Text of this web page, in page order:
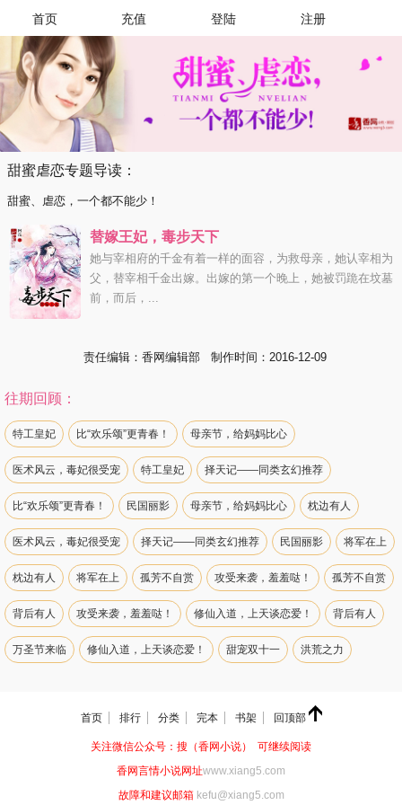
首页 充值 登陆 注册
甜蜜虐恋专题导读：
甜蜜、虐恋，一个都不能少！
替嫁王妃，毒步天下
她与宰相府的千金有着一样的面容，为救母亲，她认宰相为
父，替宰相千金出嫁。出嫁的第一个晚上，她被罚跪在坟墓
前，而后，...
责任编辑：香网编辑部 制作时间：2016-12-09
往期回顾：
特工皇妃 比“欢乐颂”更青春！ 母亲节，给妈妈比心
医术风云，毒妃很受宠 特工皇妃 择天记——同类玄幻推荐
比“欢乐颂”更青春！ 民国丽影 母亲节，给妈妈比心 枕边有人
医术风云，毒妃很受宠 择天记——同类玄幻推荐 民国丽影 将军在上
枕边有人 将军在上 孤芳不自赏 攻受来袭，羞羞哒！ 孤芳不自赏
背后有人 攻受来袭，羞羞哒！ 修仙入道，上天谈恋爱！ 背后有人
万圣节来临 修仙入道，上天谈恋爱！ 甜宠双十一 洪荒之力
浪漫七夕 有妖气！！ 来一筐萌宠 宅腐萌文推荐
好友推荐 “欢乐颂”来袭！ 不一样的视觉盛宴
首页 排行 分类 完本 书架 回顶部
关注微信公众号：搜（香网小说） 可继续阅读
香网言情小说网址www.xiang5.com
故障和建议邮箱kefu@xiang5.com